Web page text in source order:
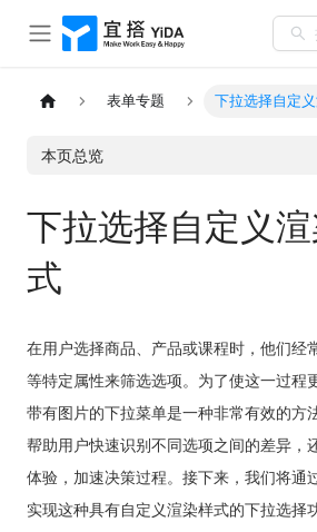
表单专题 下拉选择自定
本页总览
下拉选择自定义
式
在用户选择商品、产品或课程时，他们经
等特定属性来筛选选项。为了使这一过程
带有图片的下拉菜单是一种非常有效的方
帮助用户快速识别不同选项之间的差异，
体验，加速决策过程。接下来，我们将通
实现这种具有自定义渲染样式的下拉选择